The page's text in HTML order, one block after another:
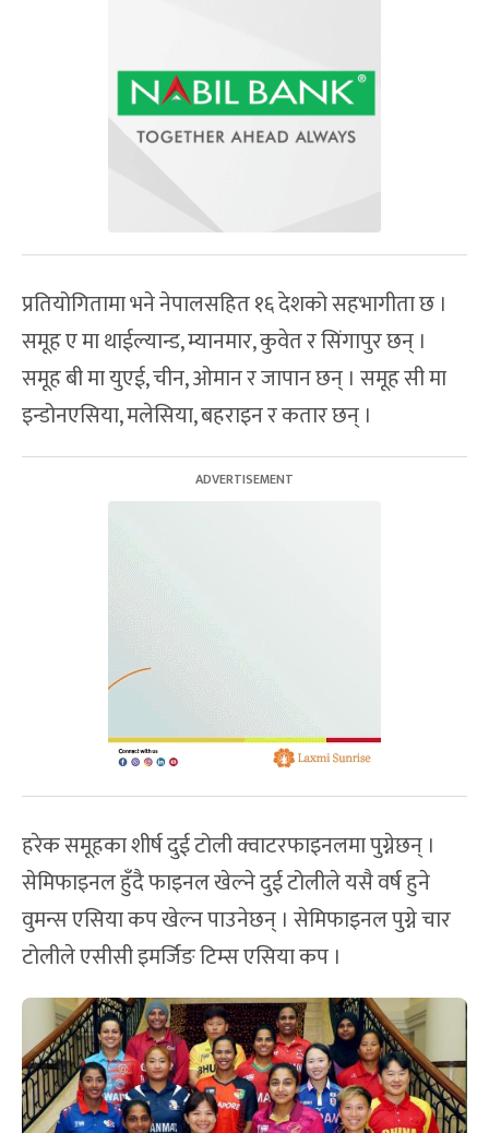
प्रतियोगितामा भने नेपालसहित १६ देशको सहभागीता छ ।
समूह ए मा थाईल्यान्ड, म्यानमार, कुवेत र सिंगापुर छन् ।
समूह बी मा युएई, चीन, ओमान र जापान छन् । समूह सी मा
इन्डोनएसिया, मलेसिया, बहराइन र कतार छन् ।
हरेक समूहका शीर्ष दुई टोली क्वाटरफाइनलमा पुग्नेछन् ।
सेमिफाइनल हुँदै फाइनल खेल्ने दुई टोलीले यसै वर्ष हुने
वुमन्स एसिया कप खेल्न पाउनेछन् । सेमिफाइनल पुग्ने चार
टोलीले एसीसी इमर्जिङ टिम्स एसिया कप ।